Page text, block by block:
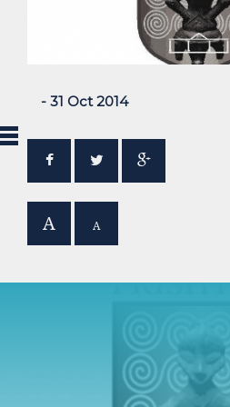
- 31 Oct 2014
A A